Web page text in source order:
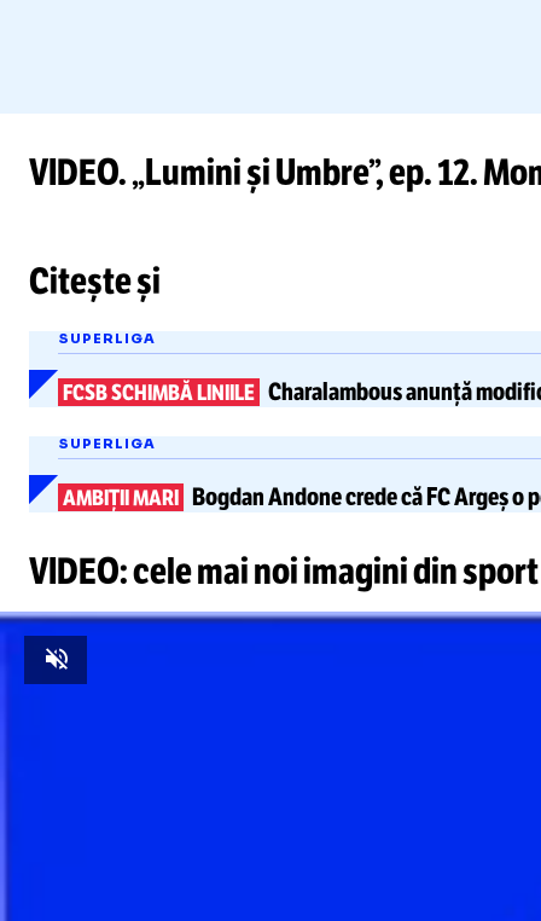
VIDEO. „Lumini și Umbre”, ep. 12.
Citește și
SUPERLIGA
FCSB SCHIMBĂ LINIILE Charalambous anunță
SUPERLIGA
AMBIȚII MARI Bogdan Andone crede că FC Argeș o
VIDEO: cele mai noi imagini din sport
Unmute